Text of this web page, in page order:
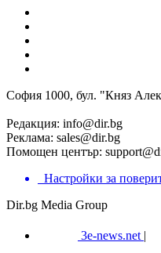
София 1000, бул. "Княз
Редакция: info@dir.bg
Реклама: sales@dir.bg
Помощен център:
Настройки за
Dir.bg Media Group
3e-news.net |